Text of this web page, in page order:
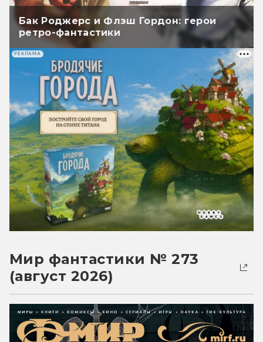
Бак Роджерс и Флэш Гордон: герои
ретро-фантастики
РЕКЛАМА
Мир фантастики № 273
(август 2026)